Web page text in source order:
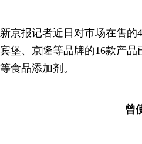
新京报记者近日对市场在售
宾堡、京隆等品牌的16款产
等食品添加剂。
曾